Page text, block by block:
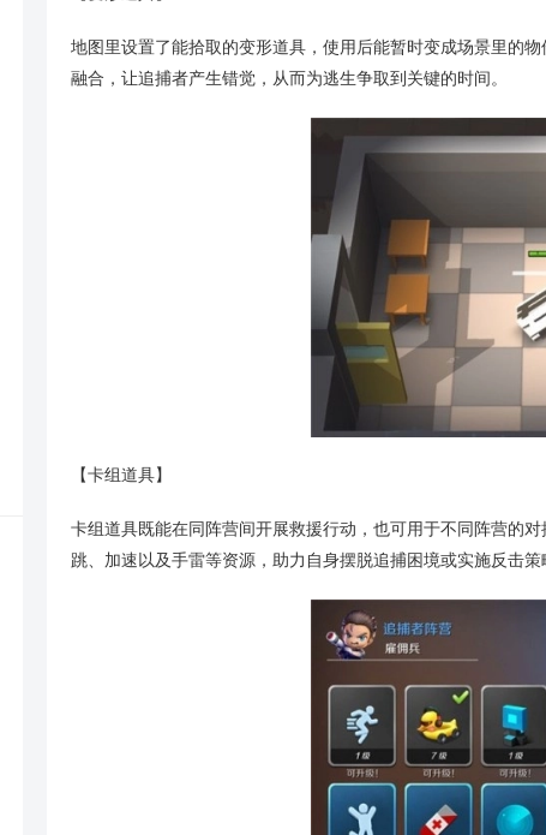
地图里设置了能拾取的变形道具，使用后能暂时变成场景里的
融合，让追捕者产生错觉，从而为逃生争取到关键的时间。
【卡组道具】
卡组道具既能在同阵营间开展救援行动，也可用于不同阵营的
跳、加速以及手雷等资源，助力自身摆脱追捕困境或实施反击策